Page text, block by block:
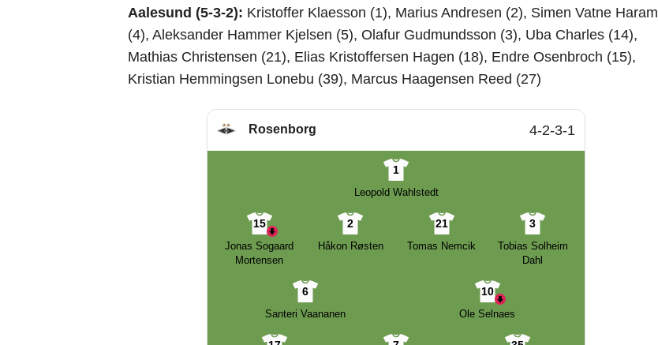
Aalesund (5-3-2): Kristoffer Klaesson (1), Marius Andresen (2), Simen Vatne Haram
(4), Aleksander Hammer Kjelsen (5), Olafur Gudmundsson (3), Uba Charles (14),
Mathias Christensen (21), Elias Kristoffersen Hagen (18), Endre Osenbroch (15),
Kristian Hemmingsen Lonebu (39), Marcus Haagensen Reed (27)
Rosenborg 4-2-3-1
1
Leopold Wahlstedt
15
Jonas Sogaard
Mortensen
2
Håkon Røsten
21
Tomas Nemcik
3
Tobias Solheim
Dahl
6
Santeri Vaananen
10
Ole Selnaes